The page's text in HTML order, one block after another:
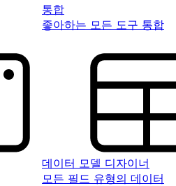
통합
좋아하는 모든 도구 통합
데이터 모델 디자이너
모든 필드 유형의 데이터